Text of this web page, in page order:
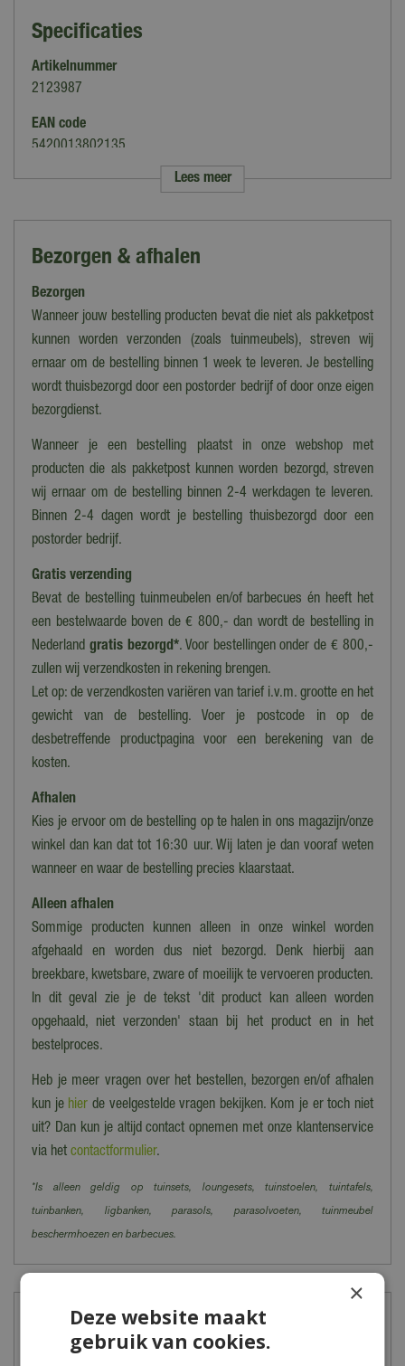
Specificaties
Artikelnummer
2123987
EAN code
5420013802135
Merk
Schommel
Kleur
Blauw, Blauw
Leeftijd
Materiaal
Kunststof
Lengte
43 cm
Breedte
16,5 cm
Hoogte
8,5 cm
Lees meer
Bezorgen & afhalen
Bezorgen
Wanneer jouw bestelling producten bevat die niet als pakketpost
kunnen worden verzonden (zoals tuinmeubels), streven wij
ernaar om de bestelling binnen 1 week te leveren. Je bestelling
wordt thuisbezorgd door een postorder bedrijf of door onze eigen
bezorgdienst.
Wanneer je een bestelling plaatst in onze webshop met
producten die als pakketpost kunnen worden bezorgd, streven
wij ernaar om de bestelling binnen 2-4 werkdagen te leveren.
Binnen 2-4 dagen wordt je bestelling thuisbezorgd door een
postorder bedrijf.
Gratis verzending
Bevat de bestelling tuinmeubelen en/of barbecues én heeft het
een bestelwaarde boven de € 800,- dan wordt de bestelling in
Nederland gratis bezorgd*. Voor bestellingen onder de € 800,-
zullen wij verzendkosten in rekening brengen.
Let op: de verzendkosten variëren van tarief i.v.m. grootte en het
gewicht van de bestelling. Voer je postcode in op de
desbetreffende productpagina voor een berekening van de
kosten.
Afhalen
Kies je ervoor om de bestelling op te halen in ons magazijn/onze
winkel dan kan dat tot 16:30 uur. Wij laten je dan vooraf weten
wanneer en waar de bestelling precies klaarstaat.
Alleen afhalen
Sommige producten kunnen alleen in onze winkel worden
afgehaald en worden dus niet bezorgd. Denk hierbij aan
breekbare, kwetsbare, zware of moeilijk te vervoeren producten.
In dit geval zie je de tekst 'dit product kan alleen worden
opgehaald, niet verzonden' staan bij het product en in het
bestelproces.
Heb je meer vragen over het bestellen, bezorgen en/of afhalen
kun je hier de veelgestelde vragen bekijken. Kom je er toch niet
uit? Dan kun je altijd contact opnemen met onze klantenservice
via het contactformulier.
*Is alleen geldig op tuinsets, loungesets, tuinstoelen, tuintafels,
tuinbanken, ligbanken, parasols, parasolvoeten, tuinmeubel
beschermhoezen en barbecues.
Meer informatie
×
Deze website maakt
gebruik van cookies.